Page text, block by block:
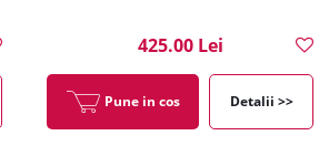
425.00 Lei
Pune in cos Detalii >>